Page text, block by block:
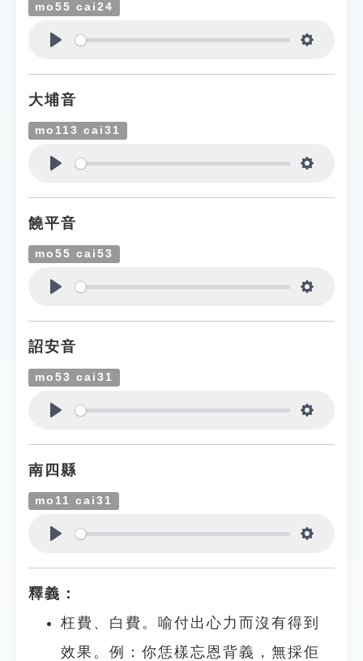
mo55 cai24
大埔音
mo113 cai31
饒平音
mo55 cai53
詔安音
mo53 cai31
南四縣
mo11 cai31
釋義：
枉費、白費。喻付出心力而沒有得到
效果。例：你恁樣忘恩背義，無採佢